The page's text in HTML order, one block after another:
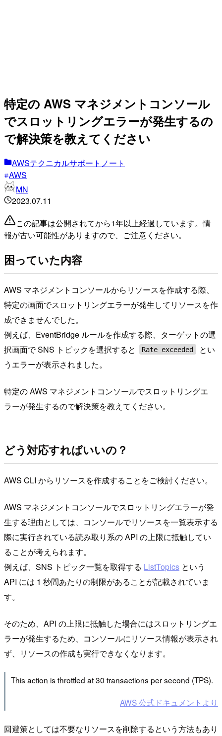
特定の AWS マネジメントコンソール
でスロットリングエラーが発生するの
で解決策を教えてください
AWSテクニカルサポートノート
AWS
MN
2023.07.11
この記事は公開されてから1年以上経過しています。情
報が古い可能性がありますので、ご注意ください。
困っていた内容
AWS マネジメントコンソールからリソースを作成する際、
特定の画面でスロットリングエラーが発生してリソースを作
成できませんでした。
例えば、EventBridge ルールを作成する際、ターゲットの選
択画面で SNS トピックを選択すると
Rate exceeded
とい
うエラーが表示されました。
特定の AWS マネジメントコンソールでスロットリングエ
ラーが発生するので解決策を教えてください。
どう対応すればいいの？
AWS CLI からリソースを作成することをご検討ください。
AWS マネジメントコンソールでスロットリングエラーが発
生する理由としては、コンソールでリソースを一覧表示する
際に実行されている読み取り系の API の上限に抵触してい
ることが考えられます。
例えば、SNS トピック一覧を取得する ListTopics という
API には 1 秒間あたりの制限があることが記載されていま
す。
そのため、API の上限に抵触した場合にはスロットリングエ
ラーが発生するため、コンソールにリソース情報が表示され
ず、リソースの作成も実行できなくなります。
This action is throttled at 30 transactions per second (TPS).
AWS 公式ドキュメントより
回避策としては不要なリソースを削除するという方法もあり